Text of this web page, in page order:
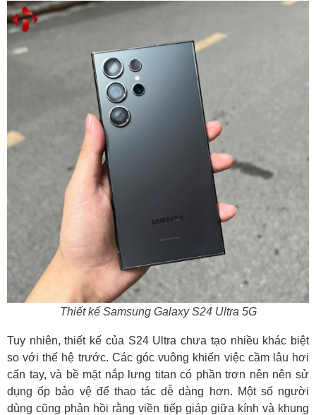
Thiết kế Samsung Galaxy S24 Ultra 5G
Tuy nhiên, thiết kế của S24 Ultra chưa tạo nhiều khác biệt
so với thế hệ trước. Các góc vuông khiến việc cầm lâu hơi
cấn tay, và bề mặt nắp lưng titan có phần trơn nên nên sử
dụng ốp bảo vệ để thao tác dễ dàng hơn. Một số người
dùng cũng phản hồi rằng viền tiếp giáp giữa kính và khung